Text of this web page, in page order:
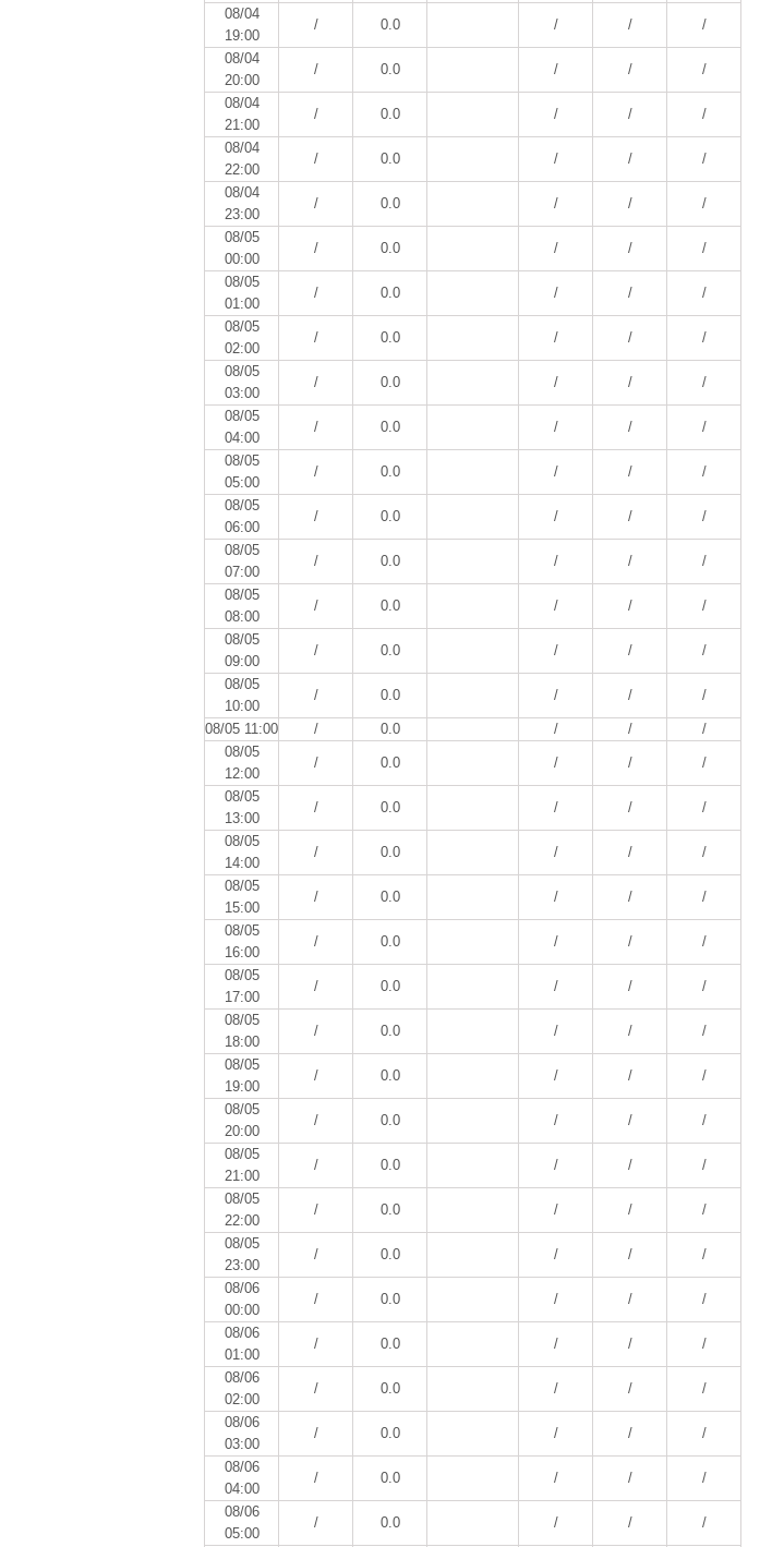
08/04
19:00
/ 0.0 / / /
08/04
20:00
/ 0.0 / / /
08/04
21:00
/ 0.0 / / /
08/04
22:00
/ 0.0 / / /
08/04
23:00
/ 0.0 / / /
08/05
00:00
/ 0.0 / / /
08/05
01:00
/ 0.0 / / /
08/05
02:00
/ 0.0 / / /
08/05
03:00
/ 0.0 / / /
08/05
04:00
/ 0.0 / / /
08/05
05:00
/ 0.0 / / /
08/05
06:00
/ 0.0 / / /
08/05
07:00
/ 0.0 / / /
08/05
08:00
/ 0.0 / / /
08/05
09:00
/ 0.0 / / /
08/05
10:00
/ 0.0 / / /
08/05 11:00 / 0.0 / /
/
08/05
12:00
/ 0.0 / / /
08/05
13:00
/ 0.0 / / /
08/05
14:00
/ 0.0 / / /
08/05
15:00
/ 0.0 / / /
08/05
16:00
/ 0.0 / / /
08/05
17:00
/ 0.0 / / /
08/05
18:00
/ 0.0 / / /
08/05
19:00
/ 0.0 / / /
08/05
20:00
/ 0.0 / / /
08/05
21:00
/ 0.0 / / /
08/05
22:00
/ 0.0 / / /
08/05
23:00
/ 0.0 / / /
08/06
00:00
/ 0.0 / / /
08/06
01:00
/ 0.0 / / /
08/06
02:00
/ 0.0 / / /
08/06
03:00
/ 0.0 / / /
08/06
04:00
/ 0.0 / / /
08/06
05:00
/ 0.0 / / /